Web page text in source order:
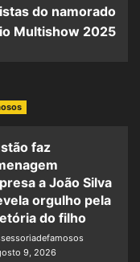
do namorado
Multishow 2025
faz
a João Silva
orgulho pela
do filho
9, 2026